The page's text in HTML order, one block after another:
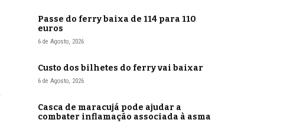
Passe do ferry baixa de 114 para 110
euros
6 de Agosto, 2026
Custo dos bilhetes do ferry vai baixar
6 de Agosto, 2026
Casca de maracujá pode ajudar a
combater inflamação associada à asma